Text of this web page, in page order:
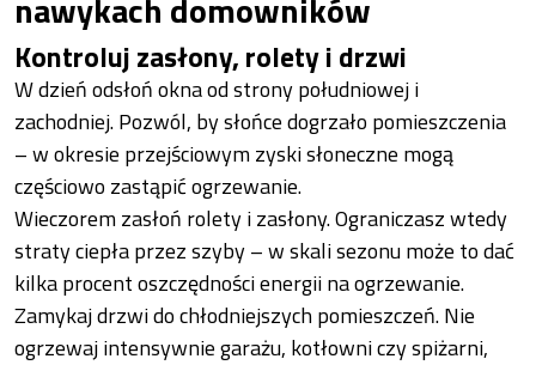
nawykach domowników
Kontroluj zasłony, rolety i drzwi
W dzień odsłoń okna od strony południowej i
zachodniej. Pozwól, by słońce dogrzało pomieszczenia
– w okresie przejściowym zyski słoneczne mogą
częściowo zastąpić ogrzewanie.
Wieczorem zasłoń rolety i zasłony. Ograniczasz wtedy
straty ciepła przez szyby – w skali sezonu może to dać
kilka procent oszczędności energii na ogrzewanie.
Zamykaj drzwi do chłodniejszych pomieszczeń. Nie
ogrzewaj intensywnie garażu, kotłowni czy spiżarni,